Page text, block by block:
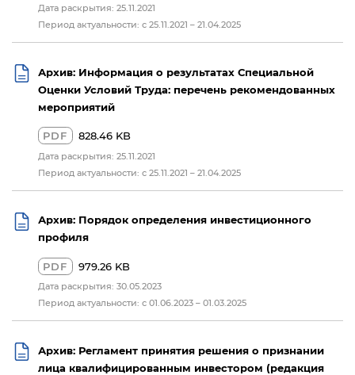
Дата раскрытия: 25.11.2021
Период актуальности: c 25.11.2021 – 21.04.2025
Архив: Информация о результатах Специальной
Оценки Условий Труда: перечень рекомендованных
мероприятий
PDF 828.46 KB
Дата раскрытия: 25.11.2021
Период актуальности: c 25.11.2021 – 21.04.2025
Архив: Порядок определения инвестиционного
профиля
PDF 979.26 KB
Дата раскрытия: 30.05.2023
Период актуальности: с 01.06.2023 – 01.03.2025
Архив: Регламент принятия решения о признании
лица квалифицированным инвестором (редакция